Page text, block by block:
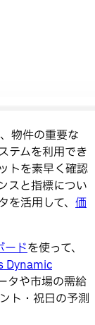
物件の重要な
テムを利用でき
トを素早く確認
スと指標につい
活用して、 価
ードを使って、
Dynamic
タや市場の需給
ト・祝日の予測